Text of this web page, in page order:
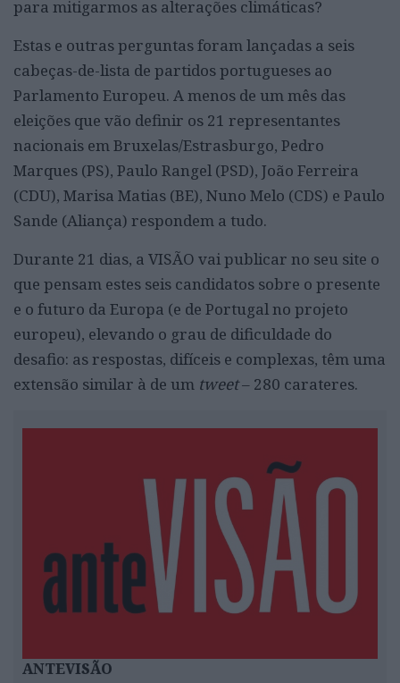
para mitigarmos as alterações climáticas?
Estas e outras perguntas foram lançadas a seis
cabeças-de-lista de partidos portugueses ao
Parlamento Europeu. A menos de um mês das
eleições que vão definir os 21 representantes
nacionais em Bruxelas/Estrasburgo, Pedro
Marques (PS), Paulo Rangel (PSD), João Ferreira
(CDU), Marisa Matias (BE), Nuno Melo (CDS) e Paulo
Sande (Aliança) respondem a tudo.
Durante 21 dias, a VISÃO vai publicar no seu site o
que pensam estes seis candidatos sobre o presente
e o futuro da Europa (e de Portugal no projeto
europeu), elevando o grau de dificuldade do
desafio: as respostas, difíceis e complexas, têm uma
extensão similar à de um tweet– 280 carateres.
ANTEVISÃO